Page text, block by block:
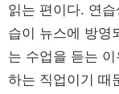
읽는 편이다. 연
습이 뉴스에 방영
는 수업을 듣는
하는 직업이기 때